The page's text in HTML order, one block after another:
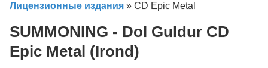
Лицензионные издания » CD Epic Metal
SUMMONING - Dol Guldur CD
Epic Metal (Irond)